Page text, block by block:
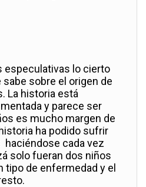
especulativas lo cierto
sobre el origen de
La historia está
y parece ser
es mucho margen de
ha podido sufrir
cada vez
solo fueran dos niños
tipo de enfermedad y el